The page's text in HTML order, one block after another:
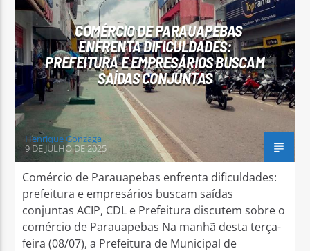
Arara Azul FM
COMÉRCIO DE PARAUAPEBAS
ENFRENTA DIFICULDADES:
PREFEITURA E EMPRESÁRIOS BUSCAM
SAÍDAS CONJUNTAS
Henrique Gonzaga
9 DE JULHO DE 2025
Comércio de Parauapebas enfrenta dificuldades:
prefeitura e empresários buscam saídas
conjuntas ACIP, CDL e Prefeitura discutem sobre o
comércio de Parauapebas Na manhã desta terça-
feira (08/07), a Prefeitura de Municipal de